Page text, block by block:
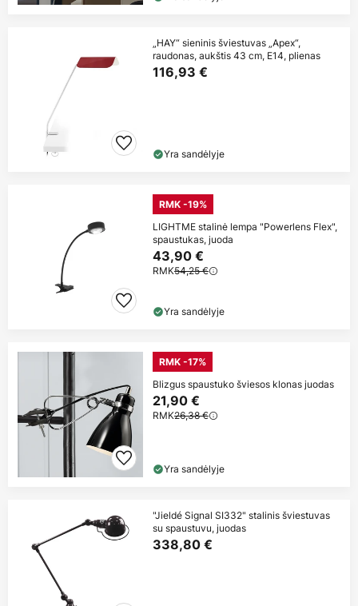
„HAY“ sieninis šviestuvas „Apex“,
raudonas, aukštis 43 cm, E14, plienas
116,93 €
Yra sandėlyje
RMK -19%
LIGHTME stalinė lempa "Powerlens Flex",
spaustukas, juoda
43,90 €
RMK54,25 €
Yra sandėlyje
RMK -17%
Blizgus spaustuko šviesos klonas juodas
21,90 €
RMK26,38 €
Yra sandėlyje
"Jieldé Signal SI332" stalinis šviestuvas
su spaustuvu, juodas
338,80 €